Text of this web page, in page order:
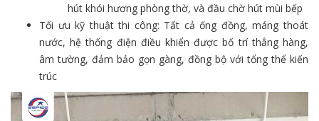
hút khói hương phòng thờ, và đầu chờ hút mùi bếp
Tối ưu kỹ thuật thi công: Tất cả ống đồng, máng thoát
nước, hệ thống điện điều khiển được bố trí thẳng hàng,
âm tường, đảm bảo gọn gàng, đồng bộ với tổng thể kiến
trúc